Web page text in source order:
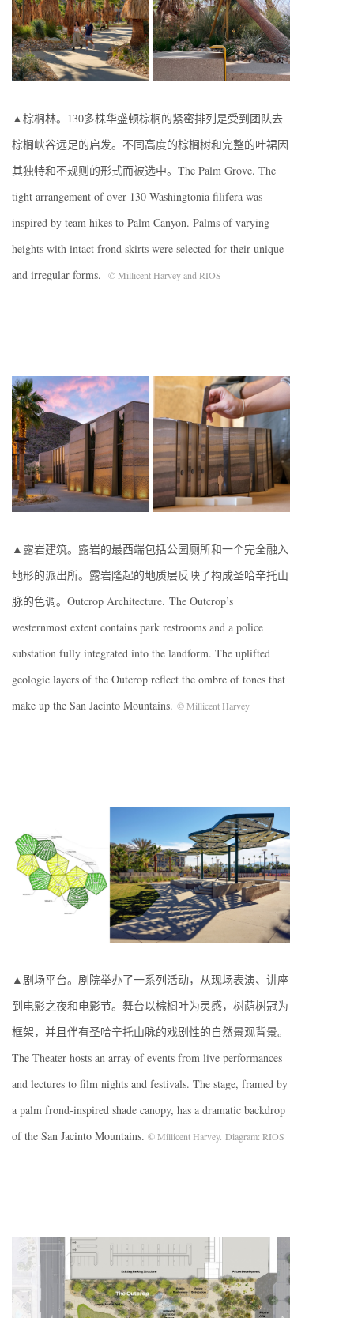
▲棕榈林。130多株华盛顿棕榈的紧密排列是受到团队去
棕榈峡谷远足的启发。不同高度的棕榈树和完整的叶裙因
其独特和不规则的形式而被选中。The Palm Grove. The
tight arrangement of over 130 Washingtonia filifera was
inspired by team hikes to Palm Canyon. Palms of varying
heights with intact frond skirts were selected for their unique
and irregular forms. © Millicent Harvey and RIOS
▲露岩建筑。露岩的最西端包括公园厕所和一个完全融入
地形的派出所。露岩隆起的地质层反映了构成圣哈辛托山
脉的色调。Outcrop Architecture. The Outcrop’s
westernmost extent contains park restrooms and a police
substation fully integrated into the landform. The uplifted
geologic layers of the Outcrop reflect the ombre of tones that
make up the San Jacinto Mountains. © Millicent Harvey
▲剧场平台。剧院举办了一系列活动，从现场表演、讲座
到电影之夜和电影节。舞台以棕榈叶为灵感，树荫树冠为
框架，并且伴有圣哈辛托山脉的戏剧性的自然景观背景。
The Theater hosts an array of events from live performances
and lectures to film nights and festivals. The stage, framed by
a palm frond-inspired shade canopy, has a dramatic backdrop
of the San Jacinto Mountains. © Millicent Harvey. Diagram: RIOS